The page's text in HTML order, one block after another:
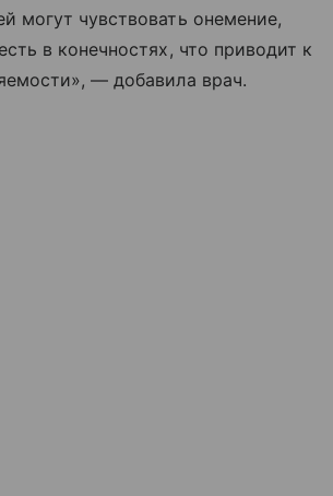
могут чувствовать онемение,
в конечностях, что приводит к
— добавила врач.